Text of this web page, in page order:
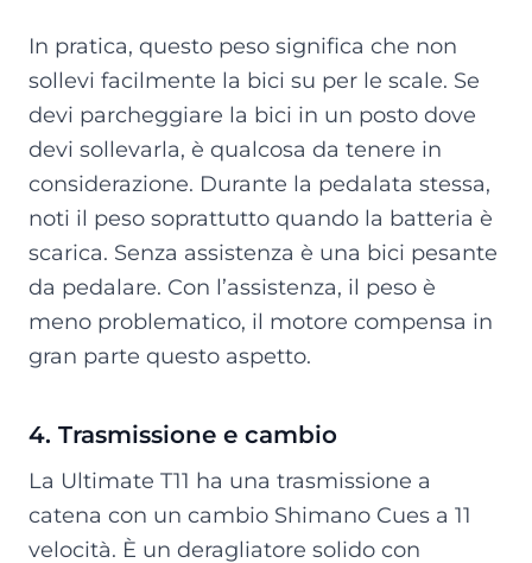
In pratica, questo peso significa che non
sollevi facilmente la bici su per le scale. Se
devi parcheggiare la bici in un posto dove
devi sollevarla, è qualcosa da tenere in
considerazione. Durante la pedalata stessa,
noti il peso soprattutto quando la batteria è
scarica. Senza assistenza è una bici pesante
da pedalare. Con l’assistenza, il peso è
meno problematico, il motore compensa in
gran parte questo aspetto.
4. Trasmissione e cambio
La Ultimate T11 ha una trasmissione a
catena con un cambio Shimano Cues a 11
velocità. È un deragliatore solido con